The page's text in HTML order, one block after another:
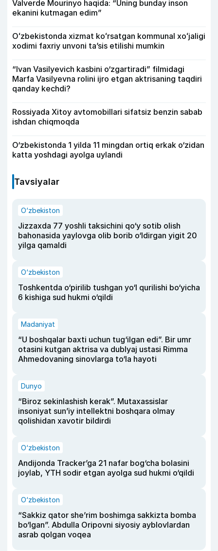
Valverde Mourinyo haqida: “Uning bunday inson
ekanini kutmagan edim”
Oʻzbekistonda xizmat koʻrsatgan kommunal xoʻjaligi
xodimi faxriy unvoni taʼsis etilishi mumkin
“Ivan Vasilyevich kasbini o‘zgartiradi” filmidagi
Marfa Vasilyevna rolini ijro etgan aktrisaning taqdiri
qanday kechdi?
Rossiyada Xitoy avtomobillari sifatsiz benzin sabab
ishdan chiqmoqda
O‘zbekistonda 1 yilda 11 mingdan ortiq erkak o‘zidan
katta yoshdagi ayolga uylandi
Tavsiyalar
O‘zbekiston
Jizzaxda 77 yoshli taksichini qo‘y sotib olish
bahonasida yaylovga olib borib o‘ldirgan yigit 20
yilga qamaldi
O‘zbekiston
Toshkentda o‘pirilib tushgan yo‘l qurilishi bo‘yicha
6 kishiga sud hukmi o‘qildi
Madaniyat
“U boshqalar baxti uchun tug‘ilgan edi”. Bir umr
otasini kutgan aktrisa va dublyaj ustasi Rimma
Ahmedovaning sinovlarga to‘la hayoti
Dunyo
“Biroz sekinlashish kerak”. Mutaxassislar
insoniyat sun’iy intellektni boshqara olmay
qolishidan xavotir bildirdi
O‘zbekiston
Andijonda Tracker’ga 21 nafar bog‘cha bolasini
joylab, YTH sodir etgan ayolga sud hukmi o‘qildi
O‘zbekiston
“Sakkiz qator she’rim boshimga sakkizta bomba
bo‘lgan”. Abdulla Oripovni siyosiy ayblovlardan
asrab qolgan voqea